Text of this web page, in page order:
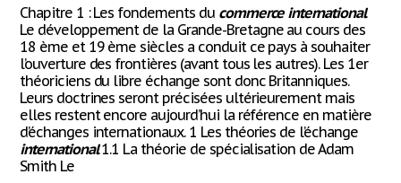
Chapitre 1 : Les fondements du commerce international
Le développement de la Grande-Bretagne au cours des
18 ème et 19 ème siècles a conduit ce pays à souhaiter
l’ouverture des frontières (avant tous les autres). Les 1er
théoriciens du libre échange sont donc Britanniques.
Leurs doctrines seront précisées ultérieurement mais
elles restent encore aujourd’hui la référence en matière
d’échanges internationaux. 1 Les théories de l’échange
international1.1 La théorie de spécialisation de Adam
Smith Le